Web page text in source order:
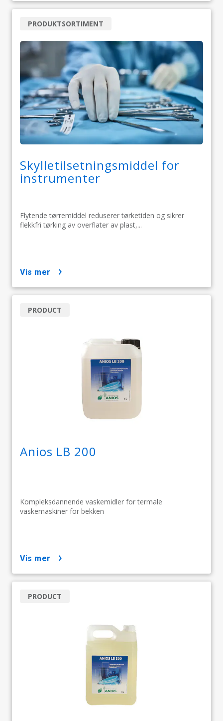
Skylletilsetningsmiddel for
instrumenter
Flytende tørremiddel reduserer tørketiden og sikrer
flekkfri tørking av overflater av plast,...
PRODUKTSORTIMENT
vis mer
Anios LB 200
Kompleksdannende vaskemidler for termale
vaskemaskiner for bekken
PRODUCT
vis mer
PRODUCT